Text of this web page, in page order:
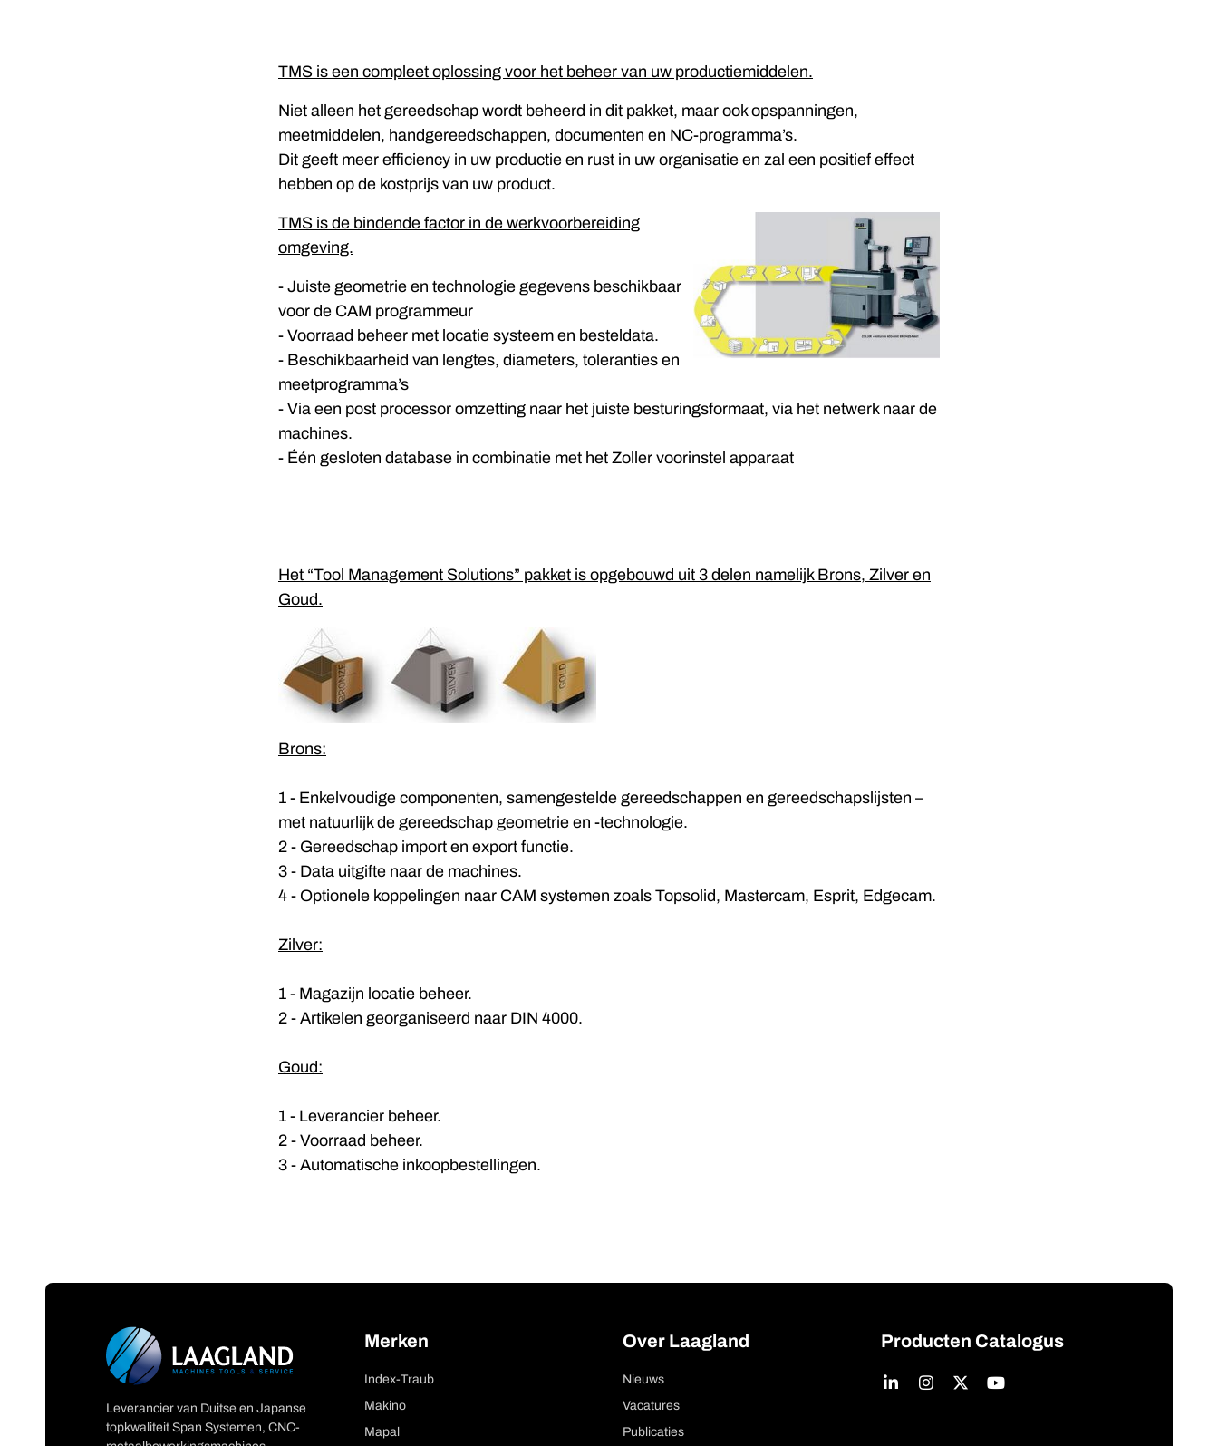
TMS is een compleet oplossing voor het beheer van uw productiemiddelen.
Niet alleen het gereedschap wordt beheerd in dit pakket, maar ook opspanningen,
meetmiddelen, handgereedschappen, documenten en NC-programma’s.
Dit geeft meer efficiency in uw productie en rust in uw organisatie en zal een positief effect
hebben op de kostprijs van uw product.
TMS is de bindende factor in de werkvoorbereiding
omgeving.
- Juiste geometrie en technologie gegevens beschikbaar
voor de CAM programmeur
- Voorraad beheer met locatie systeem en besteldata.
- Beschikbaarheid van lengtes, diameters, toleranties en
meetprogramma’s
- Via een post processor omzetting naar het juiste besturingsformaat, via het netwerk naar de
machines.
- Één gesloten database in combinatie met het Zoller voorinstel apparaat
Het “Tool Management Solutions” pakket is opgebouwd uit 3 delen namelijk Brons, Zilver en
Goud.
Brons:
1 - Enkelvoudige componenten, samengestelde gereedschappen en gereedschapslijsten –
met natuurlijk de gereedschap geometrie en -technologie.
2 - Gereedschap import en export functie.
3 - Data uitgifte naar de machines.
4 - Optionele koppelingen naar CAM systemen zoals Topsolid, Mastercam, Esprit, Edgecam.
Zilver:
1 - Magazijn locatie beheer.
2 - Artikelen georganiseerd naar DIN 4000.
Goud:
1 - Leverancier beheer.
2 - Voorraad beheer.
3 - Automatische inkoopbestellingen.
Leverancier van Duitse en Japanse
topkwaliteit Span Systemen, CNC-
Merken
Index-Traub
Makino
Mapal
Over Laagland
Nieuws
Vacatures
Publicaties
Producten Catalogus